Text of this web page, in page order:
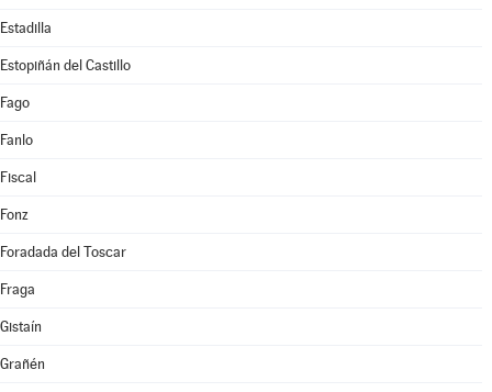
Estadilla
Estopiñán del Castillo
Fago
Fanlo
Fiscal
Fonz
Foradada del Toscar
Fraga
Gistaín
Grañén